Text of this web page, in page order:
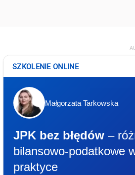
SZKOLENIE ONLINE
Małgorzata Tarkowska
JPK bez błędów –
bilansowo-podatkowe
praktyce